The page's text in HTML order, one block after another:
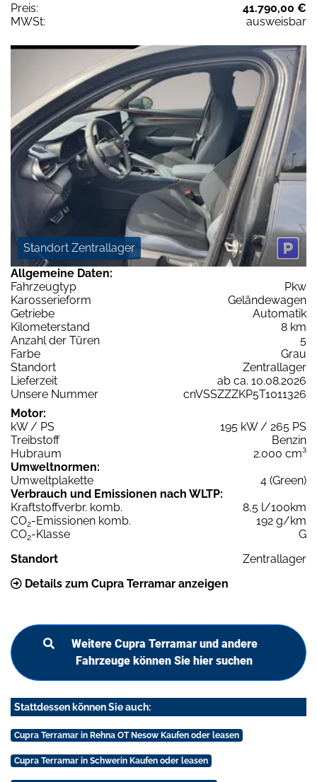
Preis:
41.790,00 €
MWSt:
ausweisbar
Standort Zentrallager
Allgemeine Daten:
Fahrzeugtyp
Pkw
Karosserieform
Geländewagen
Getriebe
Automatik
Kilometerstand
8 km
Anzahl der Türen
5
Farbe
Grau
Standort
Zentrallager
Lieferzeit
ab ca. 10.08.2026
Unsere Nummer
cnVSSZZZKP5T1011326
Motor:
kW / PS
195 kW / 265 PS
Treibstoff
Benzin
Hubraum
2.000 cm³
Umweltnormen:
Umweltplakette
4 (Green)
Verbrauch und Emissionen nach WLTP:
Kraftstoffverbr. komb.
8,5 l/100km
CO2-Emissionen komb.
192 g/km
CO2-Klasse
G
Standort
Zentrallager
Details zum Cupra Terramar anzeigen
Weitere Cupra Terramar und andere
Fahrzeuge können Sie hier suchen
Stattdessen können Sie auch:
Cupra Terramar in Rehna OT Nesow Kaufen oder leasen
Cupra Terramar in Schwerin Kaufen oder leasen